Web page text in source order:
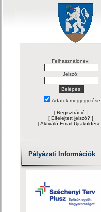
Felhasználónév:
Jelszó:
Adatok megjegyzése
[Regisztráció ]
[Elfelejtett jelszó? ]
[Aktiváló Email Újraküldése
Pályázati Információk